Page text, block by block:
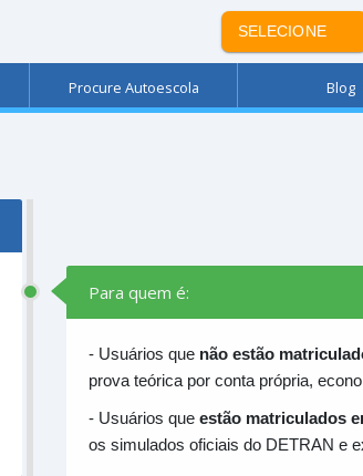
SELECIONE
Procure Autoescola Blog
Para quem é:
- Usuários que não estão
prova teórica por conta própria,
- Usuários que estão matriculados
os simulados oficiais do DETRAN e